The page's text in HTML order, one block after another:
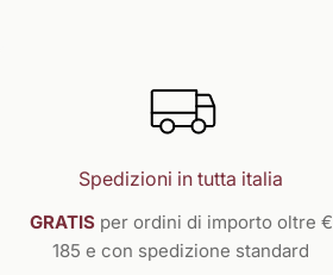
Spedizioni in tutta italia
GRATIS per ordini di importo oltre €
185 e con spedizione standard